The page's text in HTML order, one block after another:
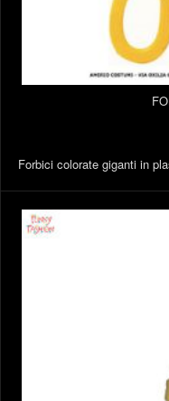
Forbici colorate giganti in